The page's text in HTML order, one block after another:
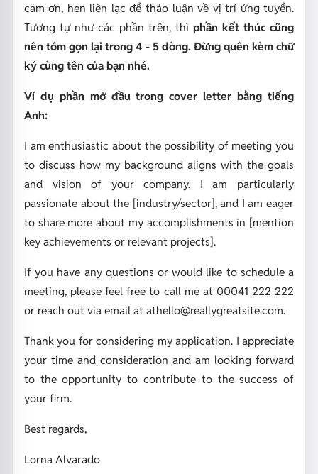
cảm ơn, hẹn liên lạc để thảo luận về vị trí ứng tuyển.
Tương tự như các phần trên, thìphần kết thúc cũng
nên tóm gọn lại trong 4 - 5 dòng. Đừng quên kèm chữ
ký cùng tên của bạn nhé.
Ví dụ phần mở đầu trong cover letter bằng tiếng
Anh:
I am enthusiastic about the possibility of meeting you
to discuss how my background aligns with the goals
and vision of your company. I am particularly
passionate about the [industry/sector], and I am eager
to share more about my accomplishments in [mention
key achievements or relevant projects].
If you have any questions or would like to schedule a
meeting, please feel free to call me at 00041 222 222
or reach out via email at athello@reallygreatsite.com.
Thank you for considering my application. I appreciate
your time and consideration and am looking forward
to the opportunity to contribute to the success of
your firm.
Best regards,
Lorna Alvarado